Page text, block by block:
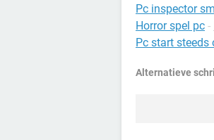
Pc inspector
Horror spel pc -
Pc start steeds
Alternatieve